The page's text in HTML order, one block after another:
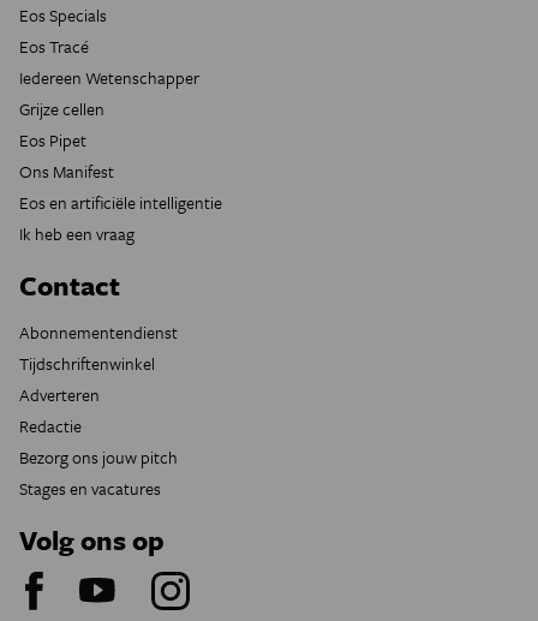
Eos Specials
Eos Tracé
Iedereen Wetenschapper
Grijze cellen
Eos Pipet
Ons Manifest
Eos en artificiële intelligentie
Ik heb een vraag
Contact
Abonnementendienst
Tijdschriftenwinkel
Adverteren
Redactie
Bezorg ons jouw pitch
Stages en vacatures
Volg ons op